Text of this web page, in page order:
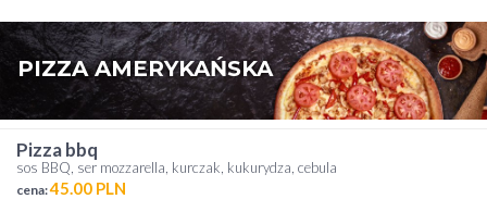
PIZZA AMERYKAŃSKA
pizza bbq
sos BBQ, ser mozzarella, kurczak, kukurydza, cebula
cena:45.00 PLN